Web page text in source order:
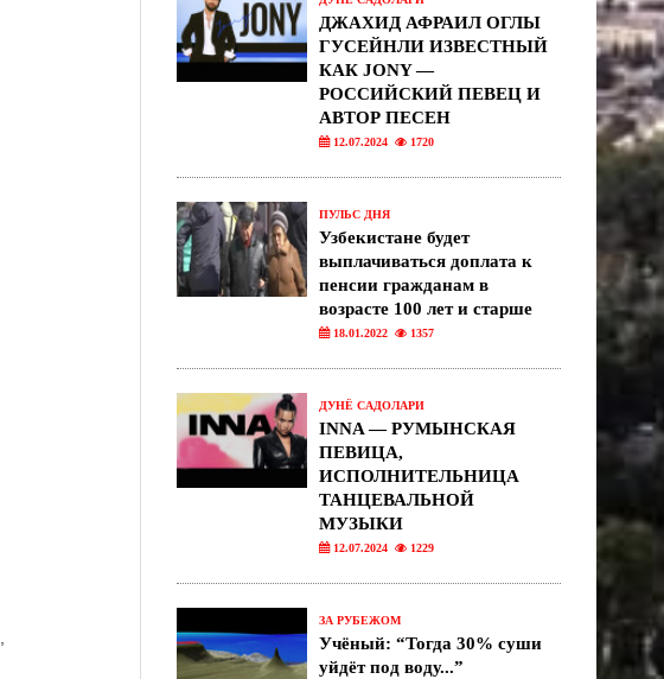
ДЖАХИД АФРАИЛ ОГЛЫ
ГУСЕЙНЛИ ИЗВЕСТНЫЙ
КАК JONY —
РОССИЙСКИЙ ПЕВЕЦ И
АВТОР ПЕСЕН
12.07.2024 1720
ПУЛЬС ДНЯ
Узбекистане будет
выплачиваться доплата к
пенсии гражданам в
возрасте 100 лет и старше
18.01.2022 1357
ДУНЁ САДОЛАРИ
INNA — РУМЫНСКАЯ
ПЕВИЦА,
ИСПОЛНИТЕЛЬНИЦА
ТАНЦЕВАЛЬНОЙ
МУЗЫКИ
12.07.2024 1229
ЗА РУБЕЖОМ
Учёный: “Тогда 30% суши
уйдёт под воду...”